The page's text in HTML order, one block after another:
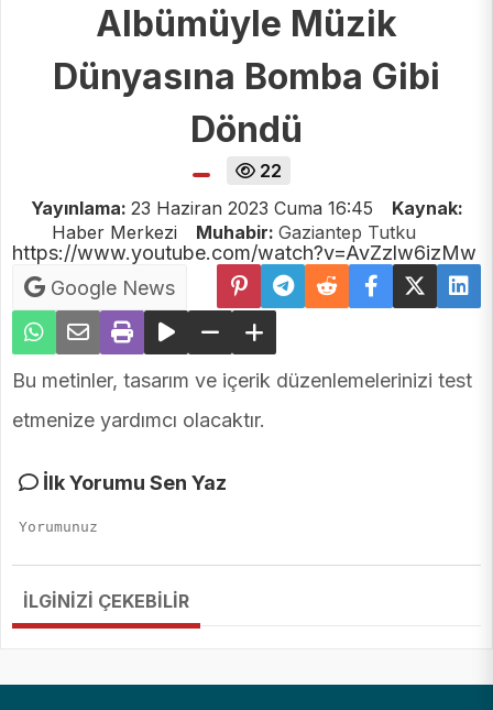
Albümüyle Müzik
Dünyasına Bomba Gibi
Döndü
22
Yayınlama: 23 Haziran 2023 Cuma 16:45
Kaynak:
Haber Merkezi
Muhabir: Gaziantep Tutku
https://www.youtube.com/watch?v=AvZzlw6izMw
Google News
Bu metinler, tasarım ve içerik düzenlemelerinizi test
etmenize yardımcı olacaktır.
İlk Yorumu Sen Yaz
İLGİNİZİ ÇEKEBİLİR